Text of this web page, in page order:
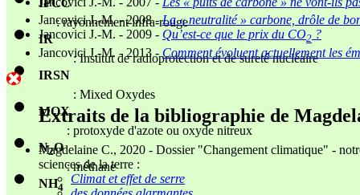
IPCC
IR: rayonnement infra-rouge
IRSN: Institut de radioprotection et de sureté nucléaire
MOX: Mixed Oxydes
N2O: protoxyde d'azote ou oxyde nitreux
NH4: méthane
Jancovici J.-M. - 2008 -La « neutralité » carbone, drôle de
Jancovici J.-M. - 2009 - Qu’est-ce que le prix du CO2 ?
Jancovici J.-M. - 2013 - Comment évoluent actuellement les
Extraits de la bibliographie de
Magdelaine C., 2020 - Dossier "Changement climatique" -
sciences de la terre :
Climat et effet de serre